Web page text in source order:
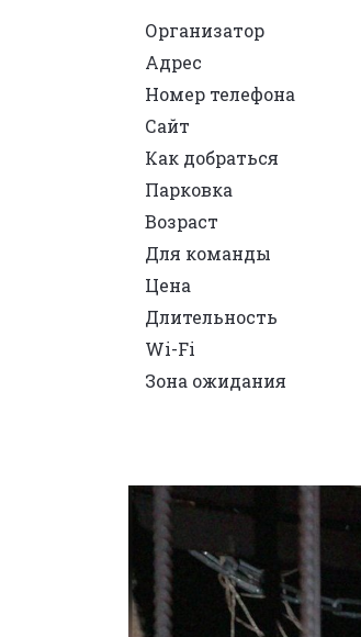
Организатор
Адрес
Номер телефона
Сайт
Как добраться
Парковка
Возраст
Для команды
Цена
Длительность
Wi-Fi
Зона ожидания